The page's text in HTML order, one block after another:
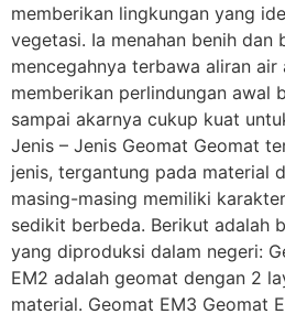
memberikan lingkungan yang
vegetasi. Ia menahan benih dan
mencegahnya terbawa aliran air
memberikan perlindungan awal
sampai akarnya cukup kuat
Jenis – Jenis Geomat Geomat
jenis, tergantung pada material
masing-masing memiliki
sedikit berbeda. Berikut adalah
yang diproduksi dalam negeri:
EM2 adalah geomat dengan 2
material. Geomat EM3 Geomat